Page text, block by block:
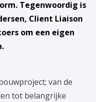
Tegenwoordig is
Client Liaison
om een eigen
van de
tot belangrijke